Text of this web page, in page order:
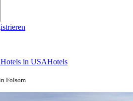
Hotels in USAHotels
Folsom